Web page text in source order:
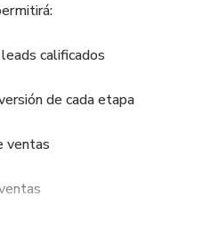
calificados
de cada etapa
ventas
Fit